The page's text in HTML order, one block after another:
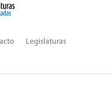
Legislaturas